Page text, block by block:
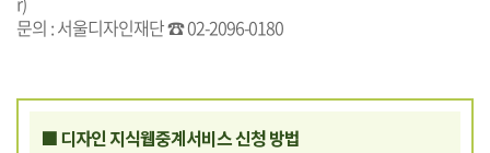
문의 : 서울디자인재단 ☎ 02-2096-0180
■ 디자인 지식웹중계서비스 신청 방법